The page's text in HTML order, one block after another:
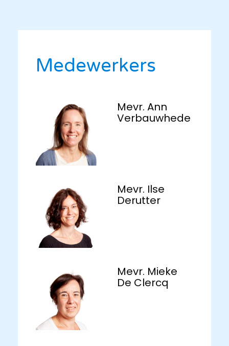
Medewerkers
Mevr. Ann
Verbauwhede
Mevr. Ilse
Derutter
Mevr. Mieke
De Clercq